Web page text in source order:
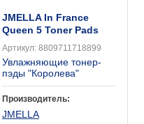
JMELLA In France
Queen 5 Toner Pads
Артикул:8809711718899
Увлажняющие тонер-
пэды "Королева"
Производитель:
JMELLA